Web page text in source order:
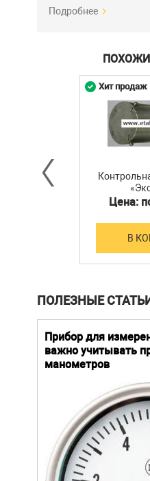
Подробнее
Цена:
В
Хит продаж
ПОЛЕЗНЫЕ
Прибор для
важно учитывать
манометров